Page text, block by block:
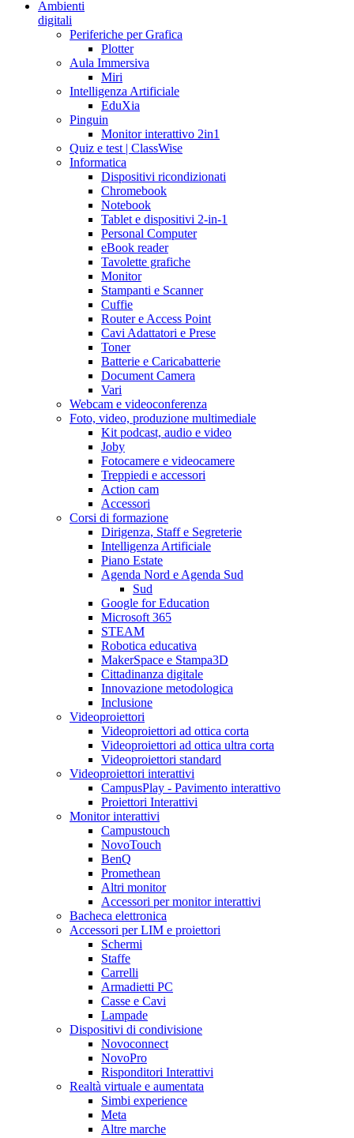
Ambienti
digitali
Periferiche per Grafica
Plotter
Aula Immersiva
Miri
Intelligenza Artificiale
EduXia
Pinguin
Monitor interattivo 2in1
Quiz e test | ClassWise
Informatica
Dispositivi ricondizionati
Chromebook
Notebook
Tablet e dispositivi 2-in-1
Personal Computer
eBook reader
Tavolette grafiche
Monitor
Stampanti e Scanner
Cuffie
Router e Access Point
Cavi Adattatori e Prese
Toner
Batterie e Caricabatterie
Document Camera
Vari
Webcam e videoconferenza
Foto, video, produzione multimediale
Kit podcast, audio e video
Joby
Fotocamere e videocamere
Treppiedi e accessori
Action cam
Accessori
Corsi di formazione
Dirigenza, Staff e Segreterie
Intelligenza Artificiale
Piano Estate
Agenda Nord e Agenda Sud
Sud
Google for Education
Microsoft 365
STEAM
Robotica educativa
MakerSpace e Stampa3D
Cittadinanza digitale
Innovazione metodologica
Inclusione
Videoproiettori
Videoproiettori ad ottica corta
Videoproiettori ad ottica ultra corta
Videoproiettori standard
Videoproiettori interattivi
CampusPlay - Pavimento interattivo
Proiettori Interattivi
Monitor interattivi
Campustouch
NovoTouch
BenQ
Promethean
Altri monitor
Accessori per monitor interattivi
Bacheca elettronica
Accessori per LIM e proiettori
Schermi
Staffe
Carrelli
Armadietti PC
Casse e Cavi
Lampade
Dispositivi di condivisione
Novoconnect
NovoPro
Risponditori Interattivi
Realtà virtuale e aumentata
Simbi experience
Meta
Altre marche